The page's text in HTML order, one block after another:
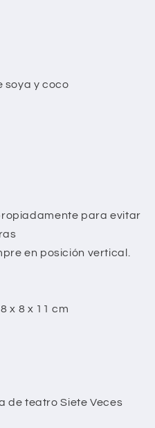
soya y coco
para evitar
en posición vertical.
8 x 8 x 11 cm
de teatro Siete Veces